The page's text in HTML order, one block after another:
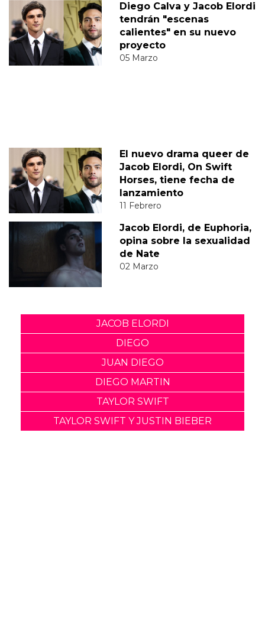
Diego Calva y Jacob Elordi
tendrán "escenas
calientes" en su nuevo
proyecto
05 Marzo
El nuevo drama queer de
Jacob Elordi, On Swift
Horses, tiene fecha de
lanzamiento
11 Febrero
Jacob Elordi, de Euphoria,
opina sobre la sexualidad
de Nate
02 Marzo
JACOB ELORDI
DIEGO
JUAN DIEGO
DIEGO MARTIN
TAYLOR SWIFT
TAYLOR SWIFT Y JUSTIN BIEBER